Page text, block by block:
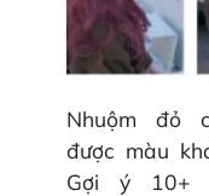
Nhuộm đỏ
được màu
Gợi ý 10+